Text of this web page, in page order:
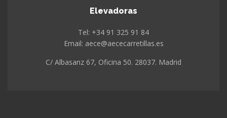
Elevadoras
Tel: +34 91 325 91 84
Email: aece@aececarretillas.es
C/ Albasanz 67, Oficina 50. 28037. Madrid